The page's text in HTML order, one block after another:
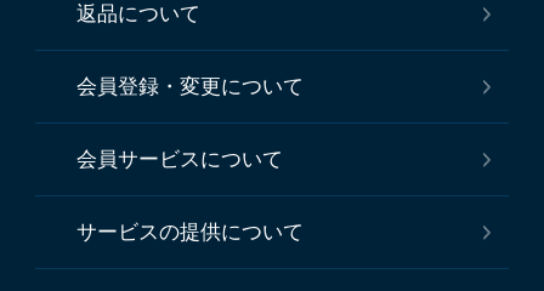
返品について
会員登録・変更について
会員サービスについて
サービスの提供について